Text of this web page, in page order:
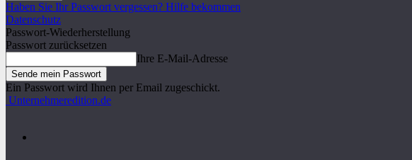
Haben Sie Ihr Passwort vergessen? Hilfe bekommen
Datenschutz
Passwort-Wiederherstellung
Passwort zurücksetzen
Ihre E-Mail-Adresse
Ein Passwort wird Ihnen per Email zugeschickt.
Unternehmeredition.de